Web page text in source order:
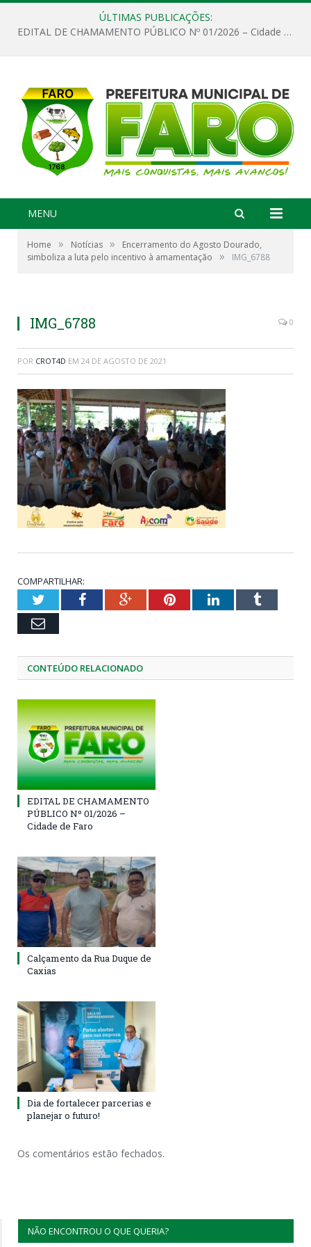
ÚLTIMAS PUBLICAÇÕES:
EDITAL DE CHAMAMENTO PÚBLICO Nº 01/2026 – Cidade de Faro
MENU
Home » Notícias »
Encerramento do Agosto Dourado,
simboliza a luta pelo incentivo à amamentação
» IMG_6788
IMG_6788 0
POR CROT4D EM 24 DE AGOSTO DE 2021
COMPARTILHAR:
TwitterFacebookGoogle+PinterestLinkedInTumblr
Email
CONTEÚDO RELACIONADO
EDITAL DE CHAMAMENTO
PÚBLICO Nº 01/2026 –
Cidade de Faro
Calçamento da Rua Duque de
Caxias
Dia de fortalecer parcerias e
planejar o futuro!
Os comentários estão fechados.
NÃO ENCONTROU O QUE QUERIA?